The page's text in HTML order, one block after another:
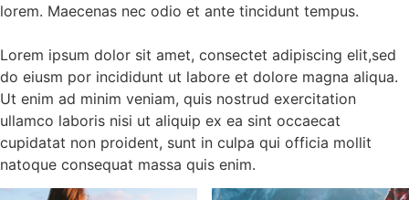
lorem. Maecenas nec odio et ante tincidunt tempus.
Lorem ipsum dolor sit amet, consectet adipiscing elit,sed
do eiusm por incididunt ut labore et dolore magna aliqua.
Ut enim ad minim veniam, quis nostrud exercitation
ullamco laboris nisi ut aliquip ex ea sint occaecat
cupidatat non proident, sunt in culpa qui officia mollit
natoque consequat massa quis enim.